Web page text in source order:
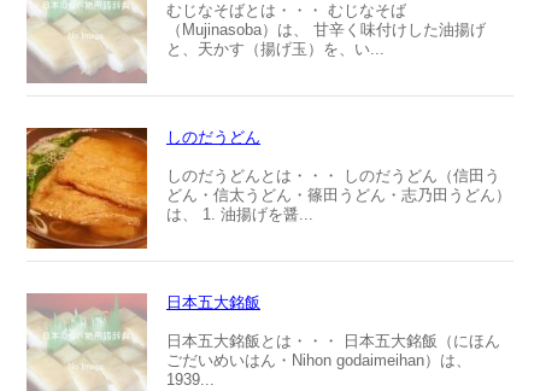
むじなそばとは・・・ むじなそば
（Mujinasoba）は、 甘辛く味付けした油揚げ
と、天かす（揚げ玉）を、い...
しのだうどん
しのだうどんとは・・・ しのだうどん（信田う
どん・信太うどん・篠田うどん・志乃田うどん）
は、 1. 油揚げを醤...
日本五大銘飯
日本五大銘飯とは・・・ 日本五大銘飯（にほん
ごだいめいはん・Nihon godaimeihan）は、
1939...